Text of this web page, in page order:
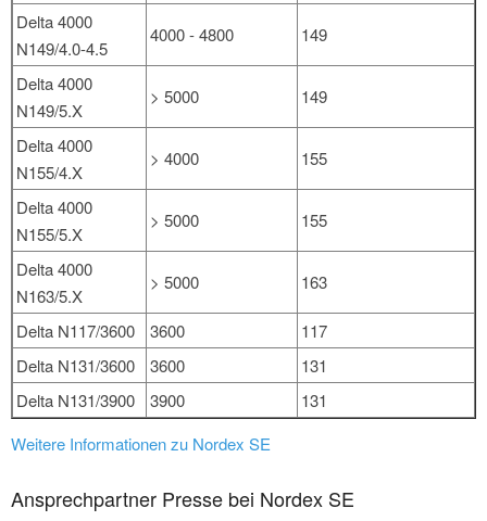
Delta 4000
N149/4.0-4.5
4000 - 4800 149
Delta 4000
N149/5.X
> 5000 149
Delta 4000
N155/4.X
> 4000 155
Delta 4000
N155/5.X
> 5000 155
Delta 4000
N163/5.X
> 5000 163
Delta N117/3600 3600
117
Delta N131/3600
3600
131
Delta N131/3900
3900
131
Weitere Informationen zu Nordex SE
Ansprechpartner Presse bei Nordex SE